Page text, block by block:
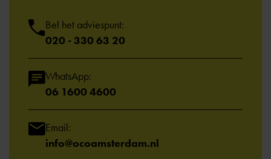
Bel het adviespunt:
020 - 330 63 20
WhatsApp:
06 1600 4600
Email:
info@ocoamsterdam.nl